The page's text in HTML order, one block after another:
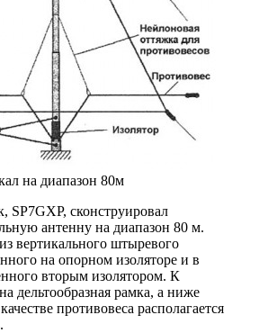
на диапазон 80м
SP7GXP, сконструировал
антенну на диапазон 80 м.
вертикального штыревого
на опорном изоляторе и в
вторым изолятором. К
дельтообразная рамка, а ниже
противовеса располагается